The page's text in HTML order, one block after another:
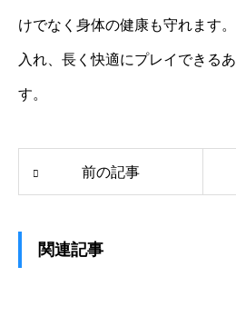
けでなく身体の健康も守れます
入れ、長く快適にプレイできる
す。
前の記事
関連記事